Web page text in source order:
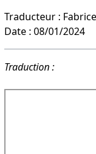
Traducteur :
Date : 08/01/2024
Traduction :